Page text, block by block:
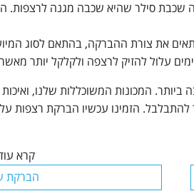
שכבת סילר שהיא שכבה מגנה לרצפות.
את צורת ההברקה, בהתאם לסוג
עלול להזיק לרצפה ולקלקל יותר
המכונות המשוכללות שלנו,
הזמינו עכשיו הברקת רצפות על
קרא
הברקת